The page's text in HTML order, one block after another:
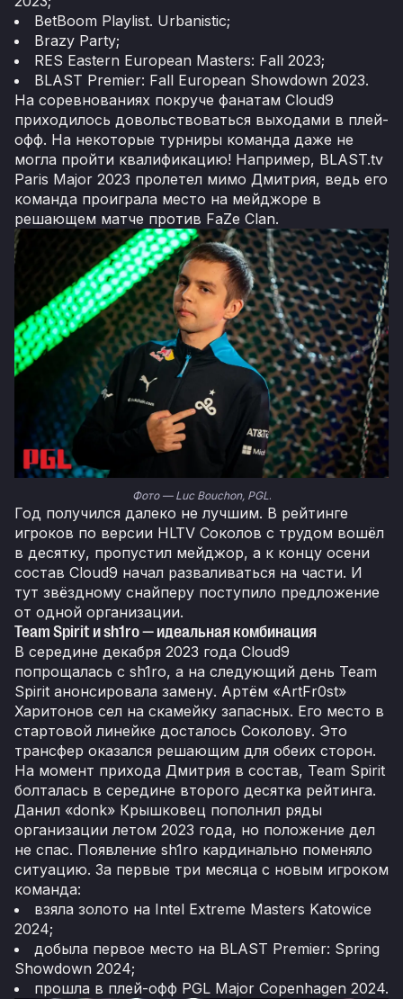
BetBoom Playlist. Urbanistic;
Brazy Party;
RES Eastern European Masters: Fall 2023;
BLAST Premier: Fall European Showdown 2023.
На соревнованиях покруче фанатам Cloud9
приходилось довольствоваться выходами в плей-
офф. На некоторые турниры команда даже не
могла пройти квалификацию! Например, BLAST.tv
Paris Major 2023 пролетел мимо Дмитрия, ведь его
команда проиграла место на мейджоре в
решающем матче против FaZe Clan.
Фото — Luc Bouchon, PGL.
Год получился далеко не лучшим. В рейтинге
игроков по версии HLTV Соколов с трудом вошёл
в десятку, пропустил мейджор, а к концу осени
состав Cloud9 начал разваливаться на части. И
тут звёздному снайперу поступило предложение
от одной организации.
Team Spirit и sh1ro — идеальная комбинация
В середине декабря 2023 года Cloud9
попрощалась с sh1ro, а на следующий день Team
Spirit анонсировала замену. Артём «ArtFr0st»
Харитонов сел на скамейку запасных. Его место в
стартовой линейке досталось Соколову. Это
трансфер оказался решающим для обеих сторон.
На момент прихода Дмитрия в состав, Team Spirit
болталась в середине второго десятка рейтинга.
Данил «donk» Крышковец пополнил ряды
организации летом 2023 года, но положение дел
не спас. Появление sh1ro кардинально поменяло
ситуацию. За первые три месяца с новым игроком
команда:
взяла золото на Intel Extreme Masters Katowice
2024;
добыла первое место на BLAST Premier: Spring
Showdown 2024;
прошла в плей-офф PGL Major Copenhagen 2024.